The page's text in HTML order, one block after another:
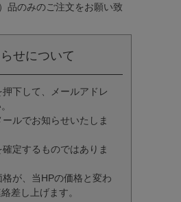
品のみのご注文をお願い致
せについて
下して、メールアドレ
ルでお知らせいたしま
定するものではありま
が、当HPの価格と変わ
差し上げます。